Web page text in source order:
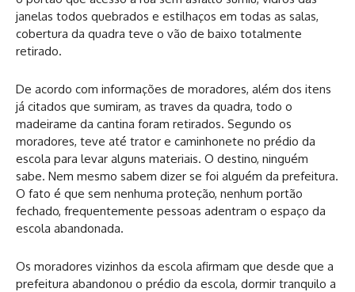
janelas todos quebrados e estilhaços em todas as salas,
cobertura da quadra teve o vão de baixo totalmente
retirado.
De acordo com informações de moradores, além dos itens
já citados que sumiram, as traves da quadra, todo o
madeirame da cantina foram retirados. Segundo os
moradores, teve até trator e caminhonete no prédio da
escola para levar alguns materiais. O destino, ninguém
sabe. Nem mesmo sabem dizer se foi alguém da prefeitura.
O fato é que sem nenhuma proteção, nenhum portão
fechado, frequentemente pessoas adentram o espaço da
escola abandonada.
Os moradores vizinhos da escola afirmam que desde que a
prefeitura abandonou o prédio da escola, dormir tranquilo a